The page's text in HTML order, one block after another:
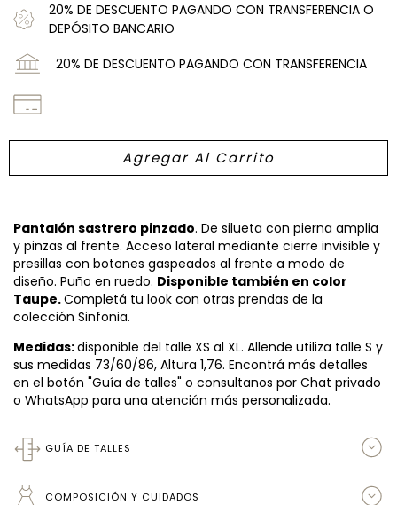
20% DE DESCUENTO PAGANDO CON TRANSFERENCIA O
DEPÓSITO BANCARIO
20% DE DESCUENTO PAGANDO CON TRANSFERENCIA
Pantalón sastrero pinzado. De silueta con pierna amplia
y pinzas al frente. Acceso lateral mediante cierre invisible y
presillas con botones gaspeados al frente a modo de
diseño. Puño en ruedo. Disponible también en color
Taupe.Completá tu look con otras prendas de la
colección Sinfonia.
Medidas:disponible del talle XS al XL. Allende utiliza talle S y
sus medidas 73/60/86, Altura 1,76. Encontrá más detalles
en el botón "Guía de talles" o consultanos por Chat privado
o WhatsApp para una atención más personalizada.
GUÍA DE TALLES
COMPOSICIÓN Y CUIDADOS